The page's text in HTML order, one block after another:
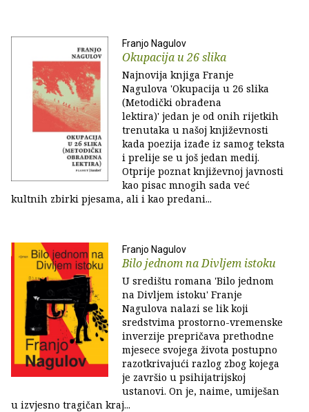
Franjo Nagulov
Okupacija u 26 slika
Najnovija knjiga Franje
Nagulova 'Okupacija u 26 slika
(Metodički obrađena
lektira)' jedan je od onih rijetkih
trenutaka u našoj književnosti
kada poezija izađe iz samog teksta
i prelije se u još jedan medij.
Otprije poznat književnoj javnosti
kao pisac mnogih sada već
kultnih zbirki pjesama, ali i kao predani...
Franjo Nagulov
Bilo jednom na Divljem istoku
U središtu romana 'Bilo jednom
na Divljem istoku' Franje
Nagulova nalazi se lik koji
sredstvima prostorno-vremenske
inverzije prepričava prethodne
mjesece svojega života postupno
razotkrivajući razlog zbog kojega
je završio u psihijatrijskoj
ustanovi. On je, naime, umiješan
u izvjesno tragičan kraj...